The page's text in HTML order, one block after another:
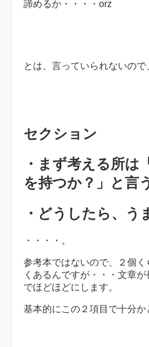
諦めるか・・・・orz
とは、言っていられないの
セクション
・まず考える所は
を持つか？」と言
・どうしたら、う
・・・・。
参考本ではないので、２個
くあるんですが・・・文章
でほどほどにします。
基本的にこの２項目で十分か